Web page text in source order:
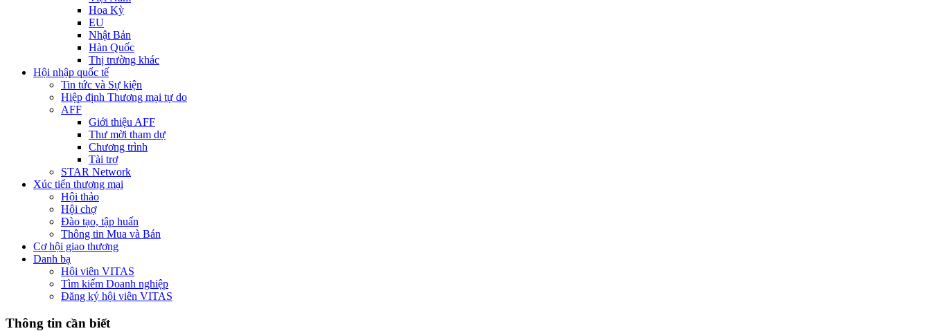
Hoa Kỳ
EU
Nhật Bản
Hàn Quốc
Thị trường khác
Hội nhập quốc tế
Tin tức và Sự kiện
Hiệp định Thương mại tự do
AFF
Giới thiệu AFF
Thư mời tham dự
Chương trình
Tài trợ
STAR Network
Xúc tiến thương mại
Hội thảo
Hội chợ
Đào tạo, tập huấn
Thông tin Mua và Bán
Cơ hội giao thương
Danh bạ
Hội viên VITAS
Tìm kiếm Doanh nghiệp
Đăng ký hội viên VITAS
Thông tin cần biết